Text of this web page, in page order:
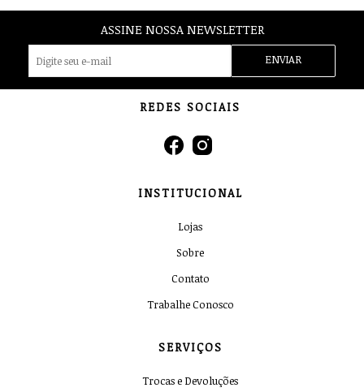
ASSINE NOSSA NEWSLETTER
ENVIAR
REDES SOCIAIS
INSTITUCIONAL
Lojas
Sobre
Contato
Trabalhe Conosco
SERVIÇOS
Trocas e Devoluções